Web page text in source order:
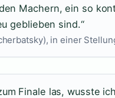
Machern, ein so
geblieben sind.“
in einer
Finale las, wusste